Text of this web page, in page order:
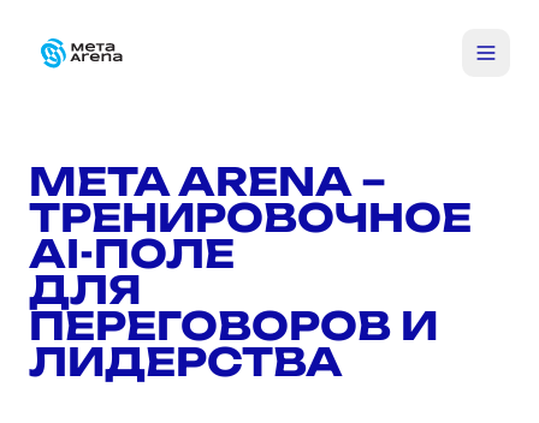
META ARENA –
ТРЕНИРОВОЧНОЕ
AI-ПОЛЕ
ДЛЯ
ПЕРЕГОВОРОВ И
ЛИДЕРСТВА